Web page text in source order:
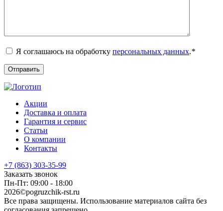
Я соглашаюсь на обработку персональных данных.*
Акции
Доставка и оплата
Гарантия и сервис
Статьи
О компании
Контакты
+7 (863) 303-35-99
Заказать звонок
Пн-Пт: 09:00 - 18:00
2026©pogruzchik-rst.ru
Все права защищены. Использование материалов сайта без